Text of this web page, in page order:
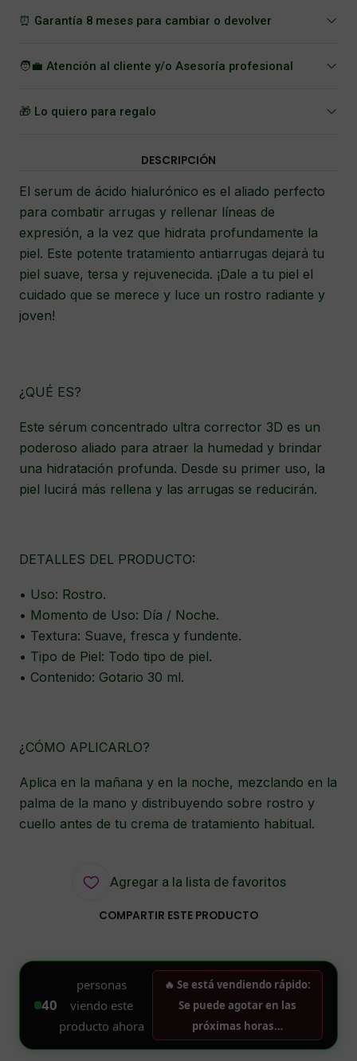
⏰ Garantía 8 meses para cambiar o devolver
🧑‍💼 Atención al cliente y/o Asesoría profesional
🎁 Lo quiero para regalo
DESCRIPCIÓN
El serum de ácido hialurónico es el aliado perfecto
para combatir arrugas y rellenar líneas de
expresión, a la vez que hidrata profundamente la
piel. Este potente tratamiento antiarrugas dejará tu
piel suave, tersa y rejuvenecida. ¡Dale a tu piel el
cuidado que se merece y luce un rostro radiante y
joven!
¿QUÉ ES?
Este sérum concentrado ultra corrector 3D es un
poderoso aliado para atraer la humedad y brindar
una hidratación profunda. Desde su primer uso, la
piel lucirá más rellena y las arrugas se reducirán.
DETALLES DEL PRODUCTO:
• Uso: Rostro.
• Momento de Uso: Día / Noche.
• Textura: Suave, fresca y fundente.
• Tipo de Piel: Todo tipo de piel.
• Contenido: Gotario 30 ml.
¿CÓMO APLICARLO?
Aplica en la mañana y en la noche, mezclando en la
palma de la mano y distribuyendo sobre rostro y
cuello antes de tu crema de tratamiento habitual.
Agregar a la lista de favoritos
COMPARTIR ESTE PRODUCTO